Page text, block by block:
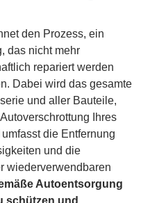
den Prozess, ein
das nicht mehr
repariert werden
Dabei wird das gesamte
und aller Bauteile,
Ihres
die Entfernung
und die
wiederverwendbaren
Autoentsorgung
schützen und